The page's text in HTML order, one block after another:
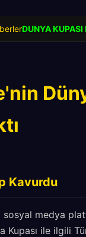
DUNYA
Kavurdu
sosyal medya
Kupası ile ilgili